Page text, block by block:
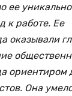
ее
к работе. Ее
оказывали
ориентиром
Она